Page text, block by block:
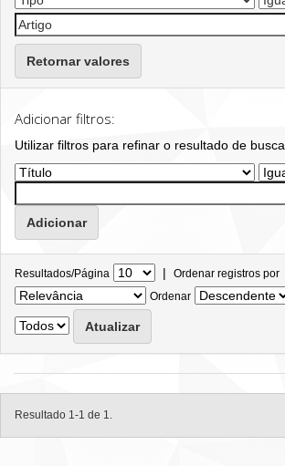
Retornar valores
Adicionar filtros:
Utilizar filtros para refinar o resultado de busca.
Resultados/Página | Ordenar registros por
Ordenar
Resultado 1-1 de 1.